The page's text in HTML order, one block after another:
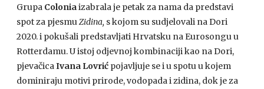
Grupa Coloniaizabrala je petak za nama da predstavi
spot za pjesmu Zidina, s kojom su sudjelovali na Dori
2020. i pokušali predstavljati Hrvatsku na Eurosongu u
Rotterdamu. U istoj odjevnoj kombinaciji kao na Dori,
pjevačica Ivana Lovrić pojavljuje se i u spotu u kojem
dominiraju motivi prirode, vodopada i zidina, dok je za